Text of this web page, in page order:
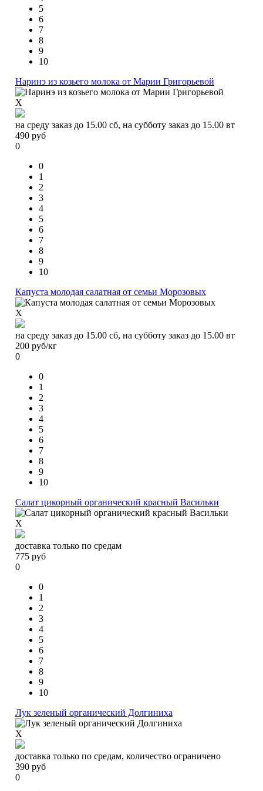
5
6
7
8
9
10
Наринэ из козьего молока от Марии Григорьевой
X
на среду заказ до 15.00 сб, на субботу заказ до 15.00 вт
490 руб
0
0
1
2
3
4
5
6
7
8
9
10
Капуста молодая салатная от семьи Морозовых
X
на среду заказ до 15.00 сб, на субботу заказ до 15.00 вт
200 руб/кг
0
0
1
2
3
4
5
6
7
8
9
10
Салат цикорный органический красный Васильки
X
доставка только по средам
775 руб
0
0
1
2
3
4
5
6
7
8
9
10
Лук зеленый органический Долгиниха
X
доставка только по средам, количество ограничено
390 руб
0